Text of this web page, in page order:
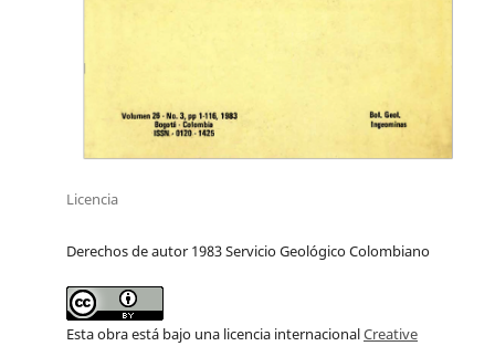
Licencia
Derechos de autor 1983 Servicio Geológico Colombiano
Esta obra está bajo una licencia internacionalCreative